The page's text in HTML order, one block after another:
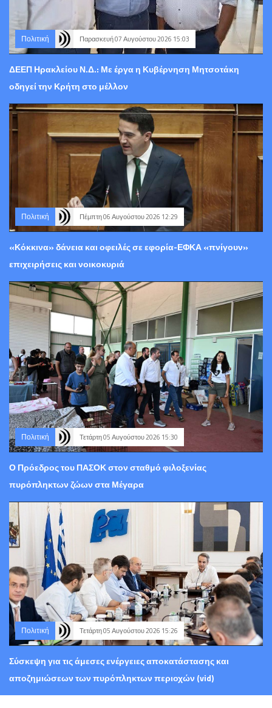
Πολιτική Παρασκευή 07 Αυγούστου 2026 15:03
ΔΕΕΠ Ηρακλείου Ν.Δ.: Με έργα η Κυβέρνηση Μητσοτάκη
οδηγεί την Κρήτη στο μέλλον
Πολιτική Πέμπτη 06 Αυγούστου 2026 12:29
«Κόκκινα» δάνεια και οφειλές σε εφορία-ΕΦΚΑ «πνίγουν»
επιχειρήσεις και νοικοκυριά
Πολιτική Τετάρτη 05 Αυγούστου 2026 15:30
Ο Πρόεδρος του ΠΑΣΟΚ στον σταθμό φιλοξενίας
πυρόπληκτων ζώων στα Μέγαρα
Πολιτική Τετάρτη 05 Αυγούστου 2026 15:26
Σύσκεψη για τις άμεσες ενέργειες αποκατάστασης και
αποζημιώσεων των πυρόπληκτων περιοχών (vid)